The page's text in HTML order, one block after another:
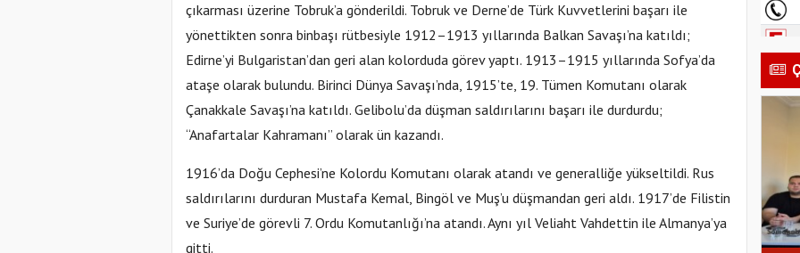
çıkarması üzerine Tobruk’a gönderildi. Tobruk ve Derne’de Türk Kuvvetlerini başarı ile
yönettikten sonra binbaşı rütbesiyle 1912–1913 yıllarında Balkan Savaşı’na katıldı;
Edirne’yi Bulgaristan’dan geri alan kolorduda görev yaptı. 1913–1915 yıllarında Sofya’da
ataşe olarak bulundu. Birinci Dünya Savaşı’nda, 1915’te, 19. Tümen Komutanı olarak
Çanakkale Savaşı’na katıldı. Gelibolu’da düşman saldırılarını başarı ile durdurdu;
“Anafartalar Kahramanı” olarak ün kazandı.
1916’da Doğu Cephesi’ne Kolordu Komutanı olarak atandı ve generalliğe yükseltildi. Rus
saldırılarını durduran Mustafa Kemal, Bingöl ve Muş’u düşmandan geri aldı. 1917’de Filistin
ve Suriye’de görevli 7. Ordu Komutanlığı’na atandı. Aynı yıl Veliaht Vahdettin ile Almanya’ya
gitti.